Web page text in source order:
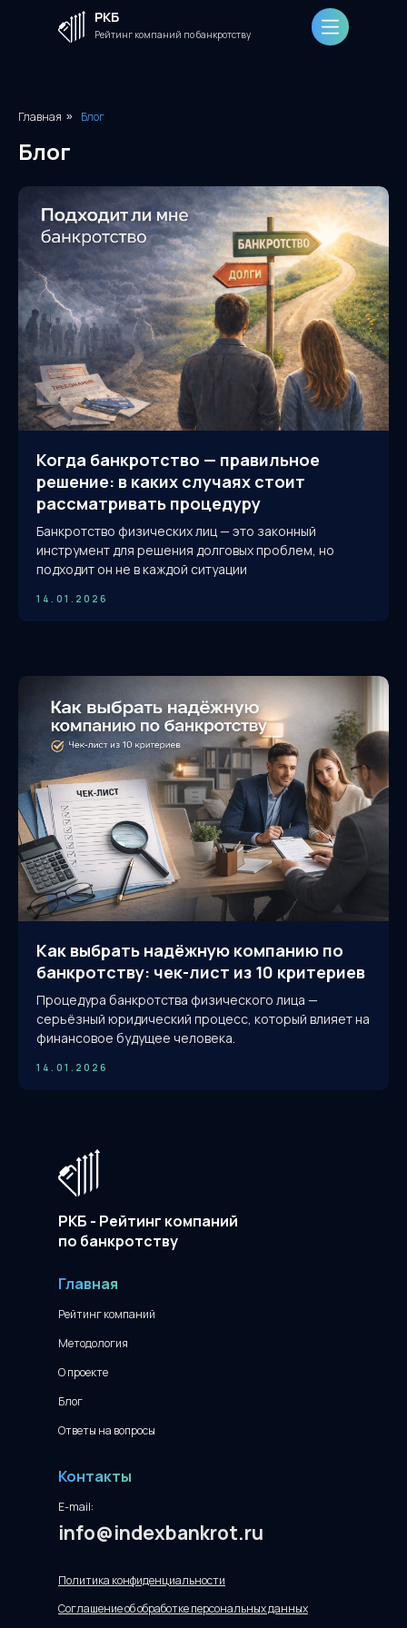
Рейтинг компаний по банкротству
РКБ
Главная » Блог
Блог
Когда банкротство — правильное
решение: в каких случаях стоит
рассматривать процедуру
Банкротство физических лиц — это законный
инструмент для решения долговых проблем, но
подходит он не в каждой ситуации
14.01.2026
Как выбрать надёжную компанию по
банкротству: чек-лист из 10 критериев
Процедура банкротства физического лица —
серьёзный юридический процесс, который влияет на
финансовое будущее человека.
14.01.2026
Контакты
Ответы на вопросы
Блог
О проекте
Методология
Соглашение об обработке персональных данных
Политика конфиденциальности
Рейтинг компаний
E-mail:
info@indexbankrot.ru
РКБ - Рейтинг компаний
по банкротству
Главная